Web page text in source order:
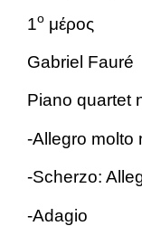
1ο μέρος
Gabriel Fauré
Piano quartet
-Allegro molto
-Scherzo:
-Adagio